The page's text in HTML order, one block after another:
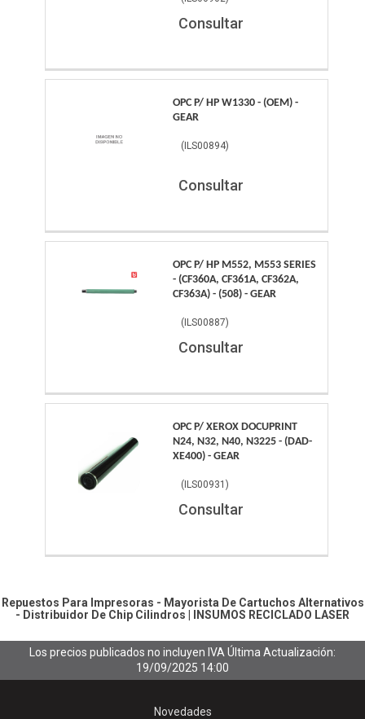
Consultar
OPC P/ HP W1330 - (OEM) -
GEAR
(ILS00894)
Consultar
OPC P/ HP M552, M553 SERIES
- (CF360A, CF361A, CF362A,
CF363A) - (508) - GEAR
(ILS00887)
Consultar
OPC P/ XEROX DOCUPRINT
N24, N32, N40, N3225 - (DAD-
XE400) - GEAR
(ILS00931 )
Consultar
Repuestos Para Impresoras - Mayorista De Cartuchos Alternativos
- Distribuidor De Chip Cilindros INSUMOS RECICLADO LASER
Los precios publicados no incluyen IVA Última Actualización:
19/09/2025 14:00
Novedades